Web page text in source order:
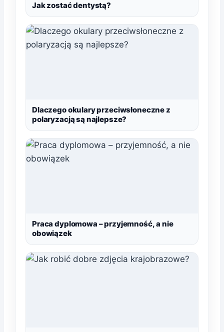
Jak zostać dentystą?
Dlaczego okulary przeciwsłoneczne z
polaryzacją są najlepsze?
Praca dyplomowa – przyjemność, a nie
obowiązek